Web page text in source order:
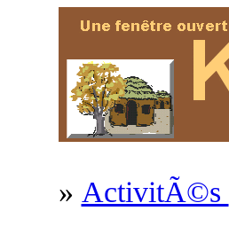
» ActivitÃ©s